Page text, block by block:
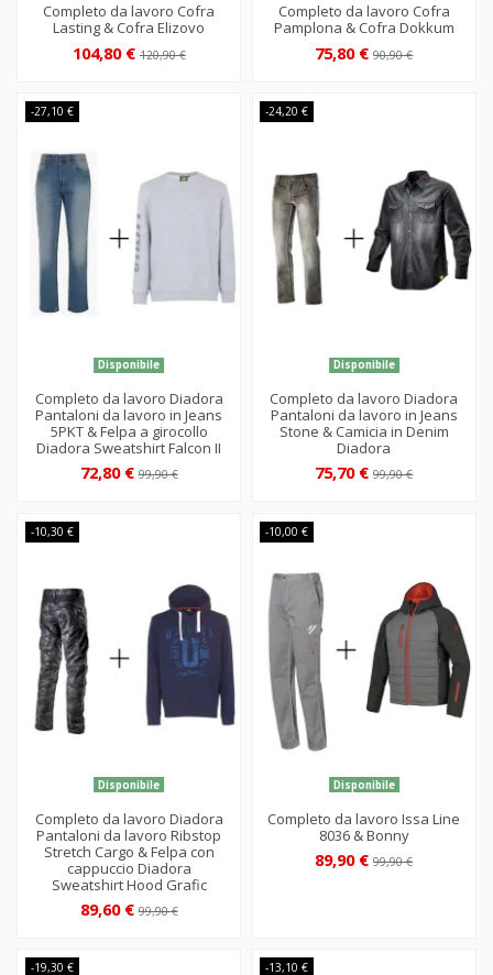
Completo da lavoro Cofra
Lasting & Cofra Elizovo
104,80 €120,90 €
Completo da lavoro Cofra
Pamplona & Cofra Dokkum
75,80 €90,90 €
-27,10 €
Disponibile
Completo da lavoro Diadora
Pantaloni da lavoro in Jeans
5PKT & Felpa a girocollo
Diadora Sweatshirt Falcon II
72,80 €99,90 €
-24,20 €
Disponibile
Completo da lavoro Diadora
Pantaloni da lavoro in Jeans
Stone & Camicia in Denim
Diadora
75,70 €99,90 €
-10,30 €
Disponibile
Completo da lavoro Diadora
Pantaloni da lavoro Ribstop
Stretch Cargo & Felpa con
cappuccio Diadora
Sweatshirt Hood Grafic
89,60 €99,90 €
-10,00 €
Disponibile
Completo da lavoro Issa Line
8036 & Bonny
89,90 €99,90 €
-19,30 € -13,10 €